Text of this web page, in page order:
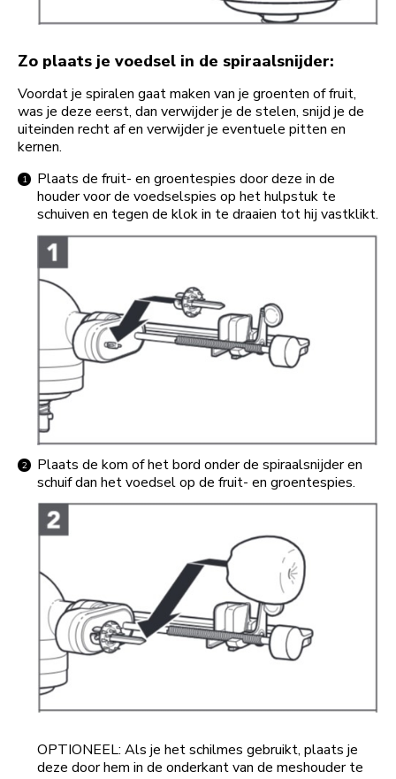
Zo plaats je voedsel in de spiraalsnijder:
Voordat je spiralen gaat maken van je groenten of fruit,
was je deze eerst, dan verwijder je de stelen, snijd je de
uiteinden recht af en verwijder je eventuele pitten en
kernen.
Plaats de fruit- en groentespies door deze in de
houder voor de voedselspies op het hulpstuk te
schuiven en tegen de klok in te draaien tot hij vastklikt.
Plaats de kom of het bord onder de spiraalsnijder en
schuif dan het voedsel op de fruit- en groentespies.
OPTIONEEL: Als je het schilmes gebruikt, plaats je
deze door hem in de onderkant van de meshouder te